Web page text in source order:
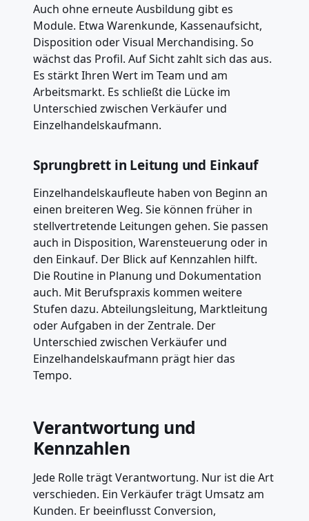
Auch ohne erneute Ausbildung gibt es
Module. Etwa Warenkunde, Kassenaufsicht,
Disposition oder Visual Merchandising. So
wächst das Profil. Auf Sicht zahlt sich das aus.
Es stärkt Ihren Wert im Team und am
Arbeitsmarkt. Es schließt die Lücke im
Unterschied zwischen Verkäufer und
Einzelhandelskaufmann.
Sprungbrett in Leitung und Einkauf
Einzelhandelskaufleute haben von Beginn an
einen breiteren Weg. Sie können früher in
stellvertretende Leitungen gehen. Sie passen
auch in Disposition, Warensteuerung oder in
den Einkauf. Der Blick auf Kennzahlen hilft.
Die Routine in Planung und Dokumentation
auch. Mit Berufspraxis kommen weitere
Stufen dazu. Abteilungsleitung, Marktleitung
oder Aufgaben in der Zentrale. Der
Unterschied zwischen Verkäufer und
Einzelhandelskaufmann prägt hier das
Tempo.
Verantwortung und
Kennzahlen
Jede Rolle trägt Verantwortung. Nur ist die Art
verschieden. Ein Verkäufer trägt Umsatz am
Kunden. Er beeinflusst Conversion,